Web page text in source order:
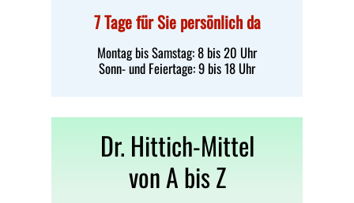
7 Tage für Sie persönlich da
Montag bis Samstag: 8 bis 20 Uhr
Sonn- und Feiertage: 9 bis 18 Uhr
Dr. Hittich-Mittel
von A bis Z